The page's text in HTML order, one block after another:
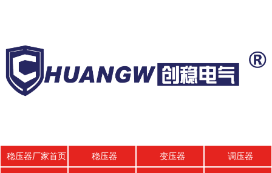
稳压器厂家首页 稳压器 变压器 调压器